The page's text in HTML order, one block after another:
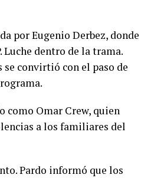
por Eugenio Derbez, donde
dentro de la trama.
se convirtió con el paso de
como Omar Crew, quien
a los familiares del
Pardo informó que los